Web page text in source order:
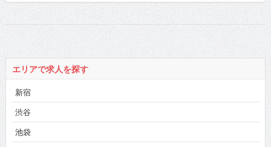
エリアで求人を探す
新宿
渋谷
池袋